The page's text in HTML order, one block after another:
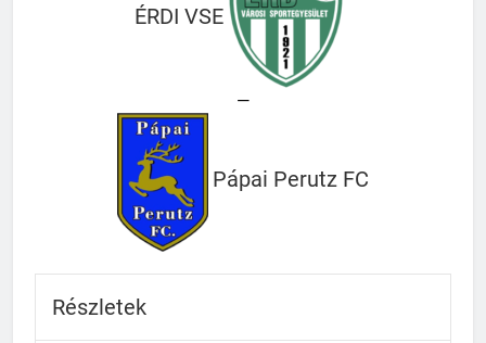
ÉRDI VSE
—
Pápai Perutz FC
Részletek